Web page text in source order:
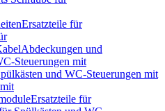
Ersatzteile für
Abdeckungen und
Steuerungen mit
und WC-Steuerungen mit
Ersatzteile für